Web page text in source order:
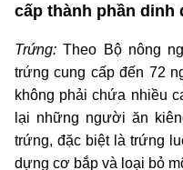
cấp thành phần
Trứng:Theo Bộ nông
trứng cung cấp đến 72
không phải chứa nhiều
lại những người ăn
trứng, đặc biệt là trứng
dựng cơ bắp và loại bỏ